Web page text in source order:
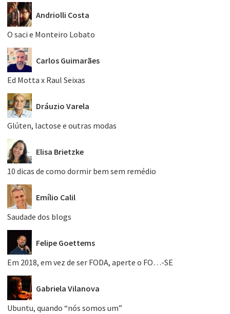
Andriolli Costa
O saci e Monteiro Lobato
Carlos Guimarães
Ed Motta x Raul Seixas
Dráuzio Varela
Glúten, lactose e outras modas
Elisa Brietzke
10 dicas de como dormir bem sem remédio
Emílio Calil
Saudade dos blogs
Felipe Goettems
Em 2018, em vez de ser FODA, aperte o FO…-SE
Gabriela Vilanova
Ubuntu, quando “nós somos um”